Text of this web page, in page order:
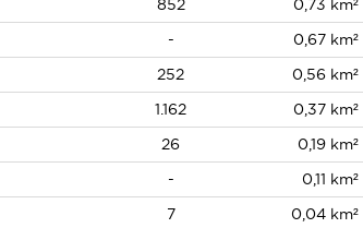
852 0,73 km²
- 0,67 km²
252 0,56 km²
1.162 0,37 km²
26 0,19 km²
- 0,11 km²
7 0,04 km²